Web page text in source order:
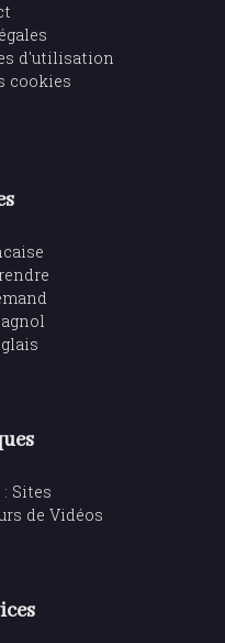
d'utilisation
cookies
Sites
de Vidéos